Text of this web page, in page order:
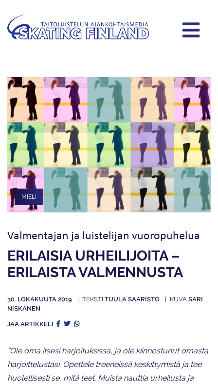
MIELI
Valmentajan ja luistelijan vuoropuhelua
ERILAISIA URHEILIJOITA –
ERILAISTA VALMENNUSTA
30. LOKAKUUTA 2019 TUULA SAARISTO
SARI
NISKANEN
JAA ARTIKKELI
”Ole oma itsesi harjoituksissa, ja ole kiinnostunut omasta
harjoittelustasi. Opettele treeneissä keskittymistä ja tee
huolellisesti se, mitä teet. Muista nauttia urheilusta ja